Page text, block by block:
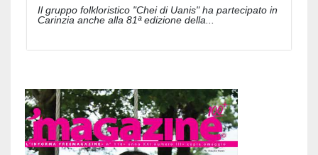
Il gruppo folkloristico "Chei di Uanis" ha partecipato in
Carinzia anche alla 81ª edizione della...